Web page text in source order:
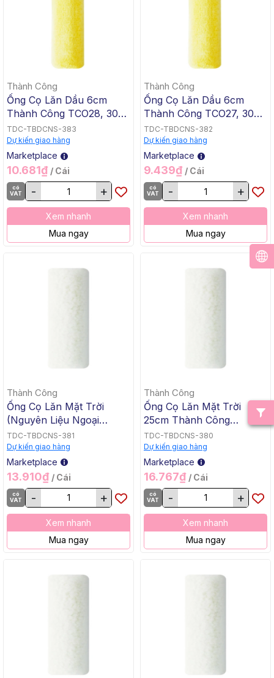
Thành Công
Ống Cọ Lăn Dầu 6cm
Thành Công TCO28, 300
Cái/Thùng
TDC-TBDCNS-383
Dự kiến giao hàng
Marketplace
10.681₫ / Cái
có
VAT
- +
Xem nhanh
Mua ngay
Thành Công
Ống Cọ Lăn Dầu 6cm
Thành Công TCO27, 300
Cái/Thùng
TDC-TBDCNS-382
Dự kiến giao hàng
Marketplace
9.439₫ / Cái
có
VAT
- +
Xem nhanh
Mua ngay
Thành Công
Ống Cọ Lăn Mặt Trời
(Nguyên Liệu Ngoại
Nhập) 15cm Thành Công
TCO26, 500 Cái/Thùng
TDC-TBDCNS-381
Dự kiến giao hàng
Marketplace
13.910₫ / Cái
có
VAT
- +
Xem nhanh
Mua ngay
Thành Công
Ống Cọ Lăn Mặt Trời
25cm Thành Công
TCO25, 100 Cái/Thùng
TDC-TBDCNS-380
Dự kiến giao hàng
Marketplace
16.767₫ / Cái
có
VAT
- +
Xem nhanh
Mua ngay